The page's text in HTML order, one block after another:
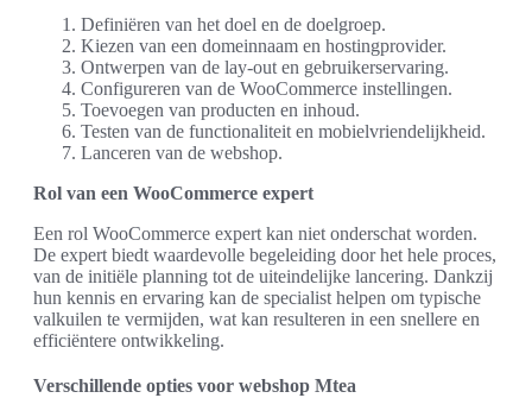
Definiëren van het doel en de doelgroep.
Kiezen van een domeinnaam en hostingprovider.
Ontwerpen van de lay-out en gebruikerservaring.
Configureren van de WooCommerce instellingen.
Toevoegen van producten en inhoud.
Testen van de functionaliteit en mobielvriendelijkheid.
Lanceren van de webshop.
Rol van een WooCommerce expert
Een rol WooCommerce expert kan niet onderschat worden.
De expert biedt waardevolle begeleiding door het hele proces,
van de initiële planning tot de uiteindelijke lancering. Dankzij
hun kennis en ervaring kan de specialist helpen om typische
valkuilen te vermijden, wat kan resulteren in een snellere en
efficiëntere ontwikkeling.
Verschillende opties voor webshop Mtea